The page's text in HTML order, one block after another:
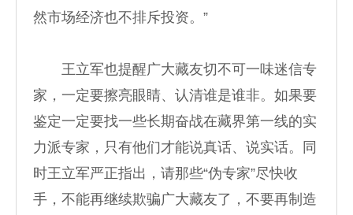
然市场经济也不排斥投资。”
王立军也提醒广大藏友切不可一味迷信专
家，一定要擦亮眼睛、认清谁是谁非。如果要
鉴定一定要找一些长期奋战在藏界第一线的实
力派专家，只有他们才能说真话、说实话。同
时王立军严正指出，请那些“伪专家”尽快收
手，不能再继续欺骗广大藏友了，不要再制造